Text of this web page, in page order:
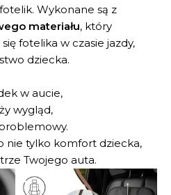
Wykonane są z
materiału, który
fotelika w czasie jazdy,
dziecka.
w aucie,
wygląd,
nie tylko komfort dziecka,
Twojego auta.